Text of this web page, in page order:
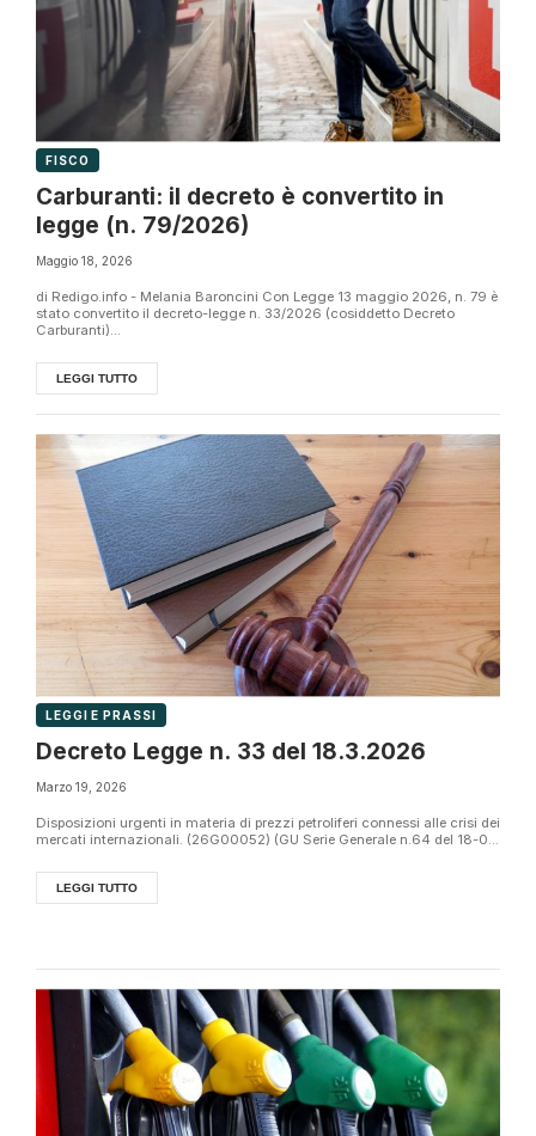
FISCO
Carburanti: il decreto è convertito in
legge (n. 79/2026)
Maggio 18, 2026
di Redigo.info - Melania Baroncini Con Legge 13 maggio 2026, n. 79 è
stato convertito il decreto-legge n. 33/2026 (cosiddetto Decreto
Carburanti)...
LEGGI TUTTO
LEGGI E PRASSI
Decreto Legge n. 33 del 18.3.2026
Marzo 19, 2026
Disposizioni urgenti in materia di prezzi petroliferi connessi alle crisi dei
mercati internazionali. (26G00052) (GU Serie Generale n.64 del 18-0...
LEGGI TUTTO